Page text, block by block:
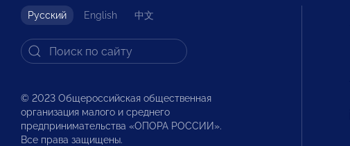
Русский English 中文
© 2023 Общероссийская общественная
организация малого и среднего
предпринимательства «ОПОРА РОССИИ».
Все права защищены.